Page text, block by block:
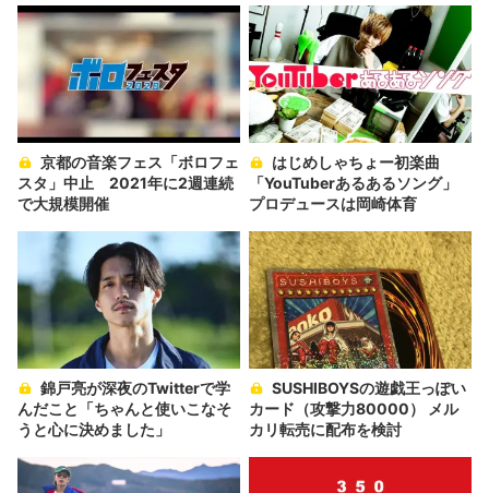
スタ」中止 2021年に2週連続
で大規模開催
「YouTuberあるあるソング」
プロデュースは岡崎体育
んだこと「ちゃんと使いこなそ
うと心に決めました」
カード（攻撃力80000） メル
カリ転売に配布を検討